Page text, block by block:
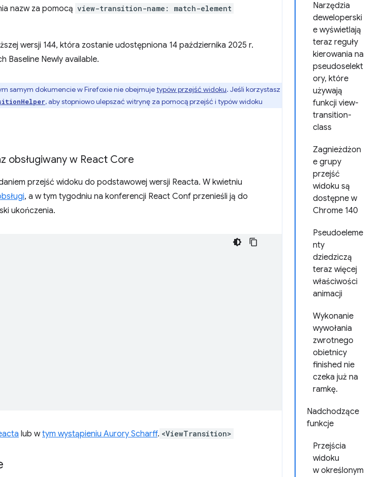
Narzędzia
deweloperski
e wyświetlają
teraz reguły
kierowania na
pseudoselekt
ory, które
używają
funkcji view-
transition-
class
Zagnieżdżon
e grupy
przejść
widoku są
dostępne w
Chrome 140
Pseudoeleme
nty
dziedziczą
teraz więcej
właściwości
animacji
Wykonanie
wywołania
zwrotnego
obietnicy
finished nie
czeka już na
ramkę.
Nadchodzące
funkcje
Przejścia
widoku
w określonym
nazw za pomocą view-transition-name: match-element
wersji 144, która zostanie udostępniona 14 października 2025 r.
Baseline Newly available.
samym dokumencie w Firefoxie nie obejmujetypów przejść widoku. Jeśli korzystasz
, aby stopniowo ulepszać witrynę za pomocą przejść i typów widoku
obsługiwany w React Core
przejść widoku do podstawowej wersji Reacta. W kwietniu
, a w tym tygodniu na konferencji React Conf przenieśli ją do
ukończenia.
lub wtym wystąpieniu Aurory Scharff. <ViewTransition>